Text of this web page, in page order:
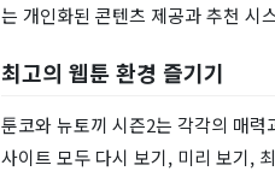
는 개인화된 콘텐츠 제공과 추천 시
최고의 웹툰 환경 즐기기
툰코와 뉴토끼 시즌2는 각각의 매
사이트 모두 다시 보기, 미리 보기,